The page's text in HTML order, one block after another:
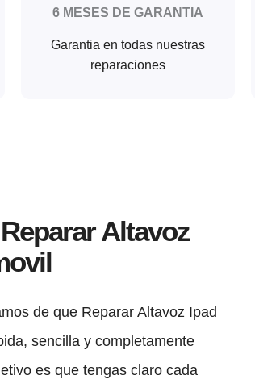
6 MESES DE GARANTIA
Garantia en todas nuestras
reparaciones
Altavoz
de que Reparar Altavoz Ipad
sencilla y completamente
es que tengas claro cada